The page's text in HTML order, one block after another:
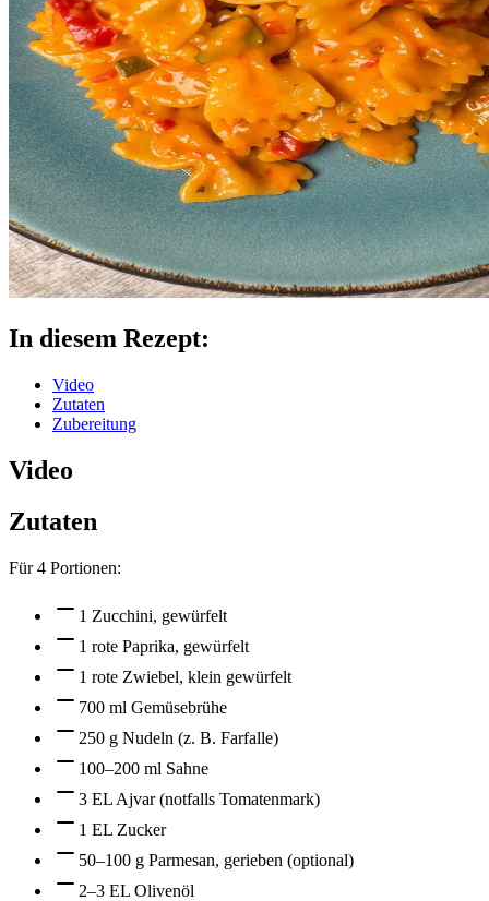
In diesem Rezept:
Video
Zutaten
Zubereitung
Video
Zutaten
Für4 Portionen:
1 Zucchini, gewürfelt
1 rote Paprika, gewürfelt
1 rote Zwiebel, klein gewürfelt
700 ml Gemüsebrühe
250 g Nudeln (z. B. Farfalle)
100–200 ml Sahne
3 EL Ajvar (notfalls Tomatenmark)
1 EL Zucker
50–100 g Parmesan, gerieben (optional)
2–3 EL Olivenöl